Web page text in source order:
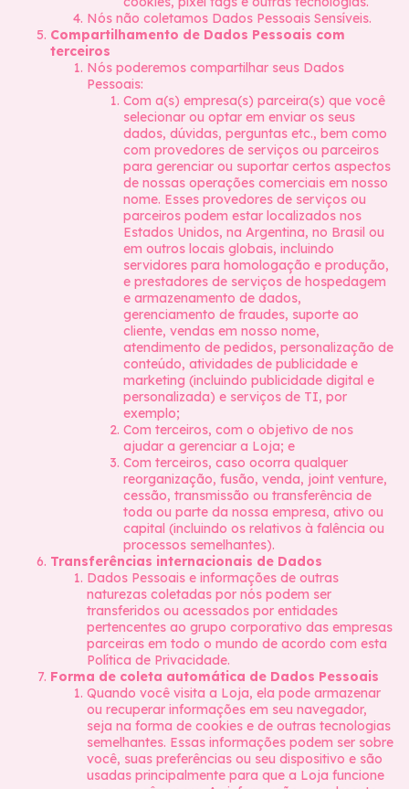
Nós não coletamos Dados Pessoais Sensíveis.
Compartilhamento de Dados Pessoais com
terceiros
Nós poderemos compartilhar seus Dados
Pessoais:
Com a(s) empresa(s) parceira(s) que você
selecionar ou optar em enviar os seus
dados, dúvidas, perguntas etc., bem como
com provedores de serviços ou parceiros
para gerenciar ou suportar certos aspectos
de nossas operações comerciais em nosso
nome. Esses provedores de serviços ou
parceiros podem estar localizados nos
Estados Unidos, na Argentina, no Brasil ou
em outros locais globais, incluindo
servidores para homologação e produção,
e prestadores de serviços de hospedagem
e armazenamento de dados,
gerenciamento de fraudes, suporte ao
cliente, vendas em nosso nome,
atendimento de pedidos, personalização de
conteúdo, atividades de publicidade e
marketing (incluindo publicidade digital e
personalizada) e serviços de TI, por
exemplo;
Com terceiros, com o objetivo de nos
ajudar a gerenciar a Loja; e
Com terceiros, caso ocorra qualquer
reorganização, fusão, venda, joint venture,
cessão, transmissão ou transferência de
toda ou parte da nossa empresa, ativo ou
capital (incluindo os relativos à falência ou
processos semelhantes).
Transferências internacionais de Dados
Dados Pessoais e informações de outras
naturezas coletadas por nós podem ser
transferidos ou acessados por entidades
pertencentes ao grupo corporativo das empresas
parceiras em todo o mundo de acordo com esta
Política de Privacidade.
Forma de coleta automática de Dados Pessoais
Quando você visita a Loja, ela pode armazenar
ou recuperar informações em seu navegador,
seja na forma de cookies e de outras tecnologias
semelhantes. Essas informações podem ser sobre
você, suas preferências ou seu dispositivo e são
usadas principalmente para que a Loja funcione